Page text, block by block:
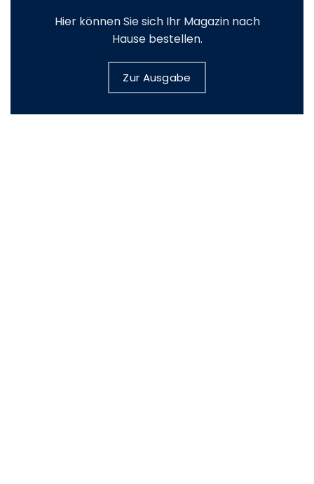
Hier können Sie sich Ihr Magazin nach
Hause bestellen.
Zur Ausgabe